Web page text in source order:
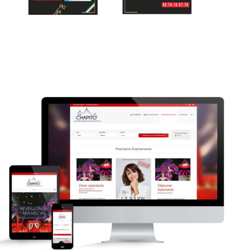
le chapito
Réseaux sociaux Site internet